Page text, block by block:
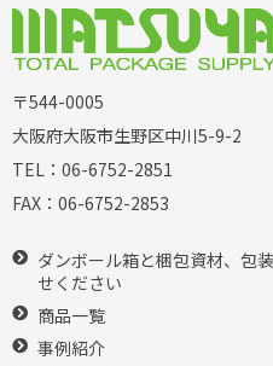
〒544-0005
大阪府大阪市生野区中川5-9-2
TEL： 06-6752-2851
FAX： 06-6752-2853
ダンボール箱と梱包資材、包
せください
商品一覧
事例紹介